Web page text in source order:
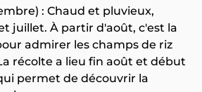
: Chaud et pluvieux,
juillet. À partir d'août, c'est la
admirer les champs de riz
récolte a lieu fin août et début
permet de découvrir la